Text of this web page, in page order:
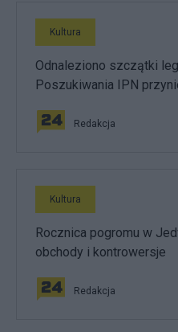
Kultura
Odnaleziono szczątki
Poszukiwania IPN
Redakcja
Kultura
Rocznica pogromu w
obchody i kontrowersje
Redakcja